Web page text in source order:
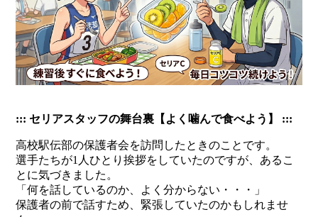
::: セリアスタッフの舞台裏【よく噛んで食べよう】 :::
高校駅伝部の保護者会を訪問したときのことです。
選手たちが1人ひとり挨拶をしていたのですが、あるこ
とに気づきました。
「何を話しているのか、よく分からない・・・」
保護者の前で話すため、緊張していたのかもしれませ